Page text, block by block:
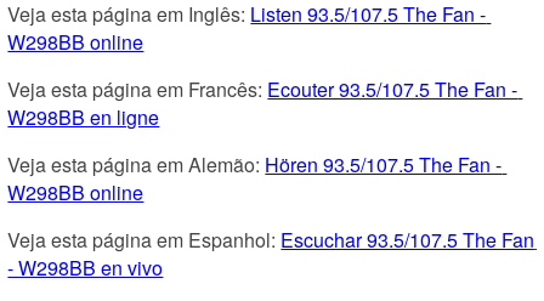
Veja esta página em Inglês: Listen 93.5/107.5 The Fan -
W298BB online
Veja esta página em Francês: Ecouter 93.5/107.5 The Fan -
W298BB en ligne
Veja esta página em Alemão: Hören 93.5/107.5 The Fan -
W298BB online
Veja esta página em Espanhol: Escuchar 93.5/107.5 The Fan
- W298BB en vivo